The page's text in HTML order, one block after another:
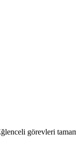
görevleri